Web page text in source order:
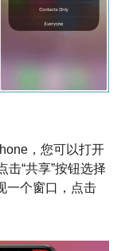
，您可以打开
击“共享”按钮选择
一个窗口，点击